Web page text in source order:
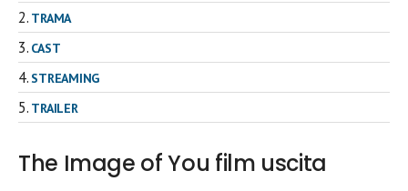
TRAMA
CAST
STREAMING
TRAILER
The Image of You film uscita